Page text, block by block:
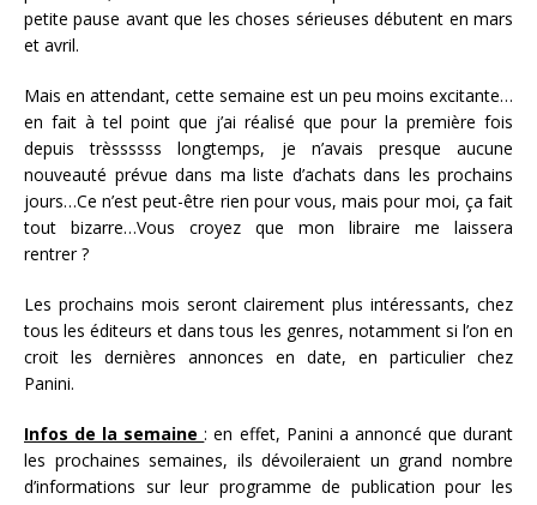
petite pause avant que les choses sérieuses débutent en mars
et avril.
Mais en attendant, cette semaine est un peu moins excitante…
en fait à tel point que j’ai réalisé que pour la première fois
depuis trèssssss longtemps, je n’avais presque aucune
nouveauté prévue dans ma liste d’achats dans les prochains
jours…Ce n’est peut-être rien pour vous, mais pour moi, ça fait
tout bizarre…Vous croyez que mon libraire me laissera
rentrer ?
Les prochains mois seront clairement plus intéressants, chez
tous les éditeurs et dans tous les genres, notamment si l’on en
croit les dernières annonces en date, en particulier chez
Panini.
Infos de la semaine: en effet, Panini a annoncé que durant
les prochaines semaines, ils dévoileraient un grand nombre
d’informations sur leur programme de publication pour les